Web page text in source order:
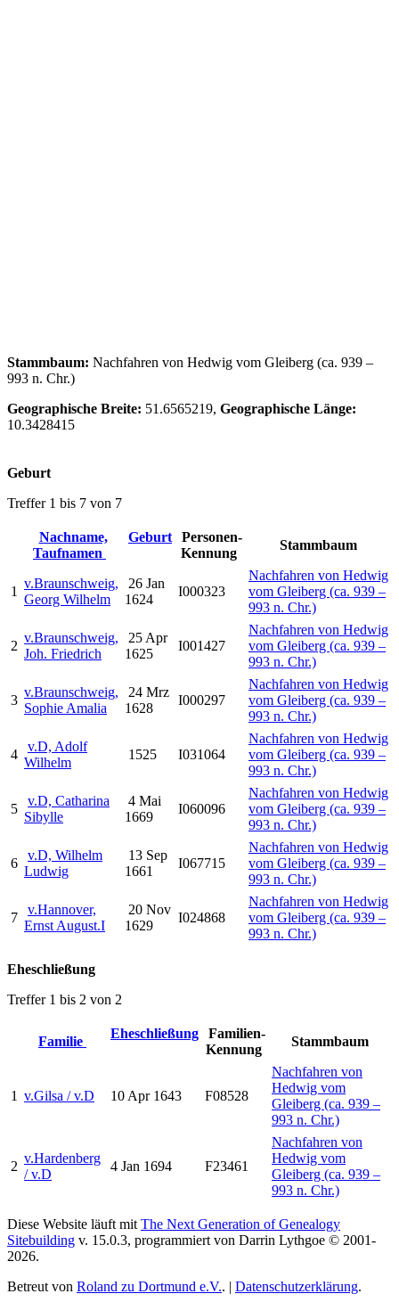
Stammbaum: Nachfahren von Hedwig vom Gleiberg (ca. 939 –
993 n. Chr.)
Geographische Breite: 51.6565219, Geographische Länge:
10.3428415
Geburt
Treffer 1 bis 7 von 7
Nachname,
Taufnamen
Geburt
Personen-
Kennung
Stammbaum
1
v.Braunschweig,
Georg Wilhelm
26 Jan
1624
I000323
Nachfahren von Hedwig
vom Gleiberg (ca. 939 –
993 n. Chr.)
2
v.Braunschweig,
Joh. Friedrich
25 Apr
1625
I001427
Nachfahren von Hedwig
vom Gleiberg (ca. 939 –
993 n. Chr.)
3
v.Braunschweig,
Sophie Amalia
24 Mrz
1628
I000297
Nachfahren von Hedwig
vom Gleiberg (ca. 939 –
993 n. Chr.)
4
v.D, Adolf
Wilhelm
1525 I031064
Nachfahren von Hedwig
vom Gleiberg (ca. 939 –
993 n. Chr.)
5
v.D, Catharina
Sibylle
4 Mai
1669
I060096
Nachfahren von Hedwig
vom Gleiberg (ca. 939 –
993 n. Chr.)
6
v.D, Wilhelm
Ludwig
13 Sep
1661
I067715
Nachfahren von Hedwig
vom Gleiberg (ca. 939 –
993 n. Chr.)
7
v.Hannover,
Ernst August.I
20 Nov
1629
I024868
Nachfahren von Hedwig
vom Gleiberg (ca. 939 –
993 n. Chr.)
Eheschließung
Treffer 1 bis 2 von 2
Familie
Eheschließung
Familien-
Kennung
Stammbaum
1 v.Gilsa / v.D 10 Apr 1643 F08528
Nachfahren von
Hedwig vom
Gleiberg (ca. 939 –
993 n. Chr.)
2
v.Hardenberg
/ v.D
4 Jan 1694 F23461
Nachfahren von
Hedwig vom
Gleiberg (ca. 939 –
993 n. Chr.)
Diese Website läuft mit The Next Generation of Genealogy
Sitebuilding v. 15.0.3, programmiert von Darrin Lythgoe © 2001-
2026.
Betreut von Roland zu Dortmund e.V.. | Datenschutzerklärung.